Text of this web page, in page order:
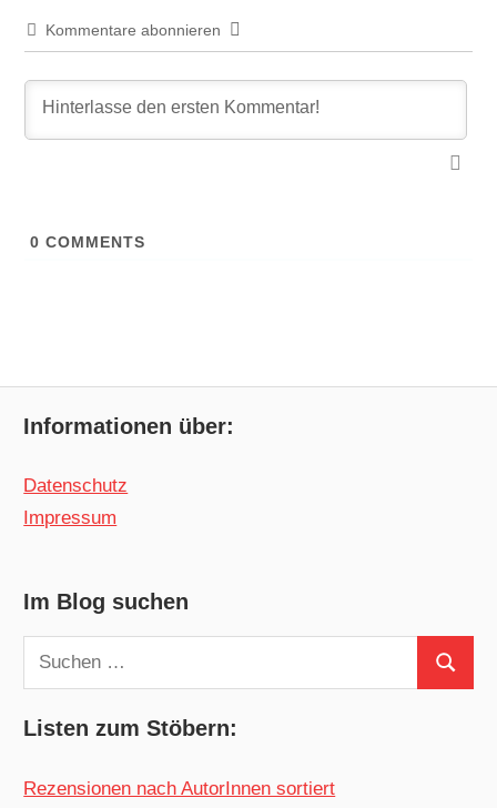
Kommentare abonnieren
0 COMMENTS
Informationen über:
Datenschutz
Impressum
Im Blog suchen
Suchen
nach:
Suchen
Listen zum Stöbern:
Rezensionen nach AutorInnen sortiert